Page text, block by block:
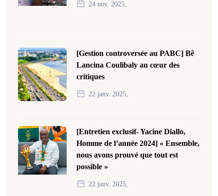
24 nov. 2025,
[Gestion controversée au PABC] Bê
Lancina Coulibaly au cœur des
critiques
22 janv. 2025,
[Entretien exclusif- Yacine Diallo,
Homme de l’année 2024] « Ensemble,
nous avons prouvé que tout est
possible »
22 janv. 2025,